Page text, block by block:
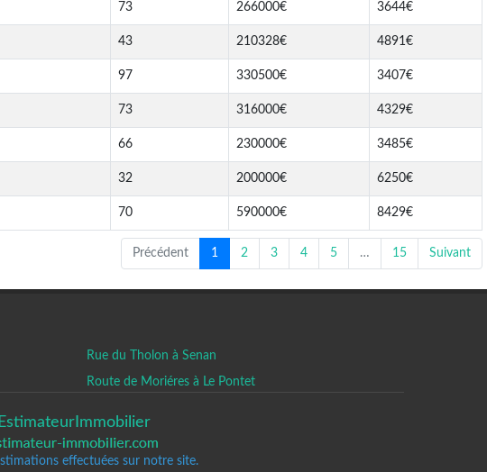
73 266000€ 3644€
43 210328€ 4891€
97 330500€ 3407€
73 316000€ 4329€
66 230000€ 3485€
32 200000€ 6250€
70 590000€ 8429€
Précédent 1 2 3 4 5 … 15 Suivant
Rue du Tholon à Senan
Route de Moriéres à Le Pontet
effectuées sur notre site.